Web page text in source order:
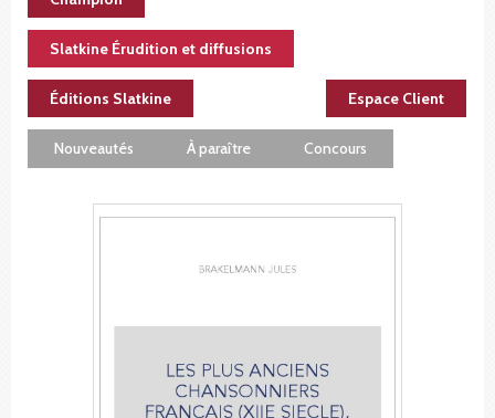
Slatkine Érudition et diffusions
Éditions Slatkine Espace Client
Nouveautés À paraître Concours